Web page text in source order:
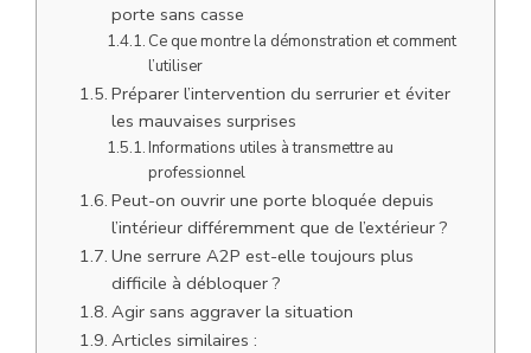
porte sans casse
Ce que montre la démonstration et comment
l’utiliser
Préparer l’intervention du serrurier et éviter
les mauvaises surprises
Informations utiles à transmettre au
professionnel
Peut-on ouvrir une porte bloquée depuis
l’intérieur différemment que de l’extérieur ?
Une serrure A2P est-elle toujours plus
difficile à débloquer ?
Agir sans aggraver la situation
Articles similaires :